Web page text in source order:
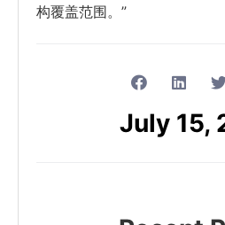
构覆盖范围。”
July 15,